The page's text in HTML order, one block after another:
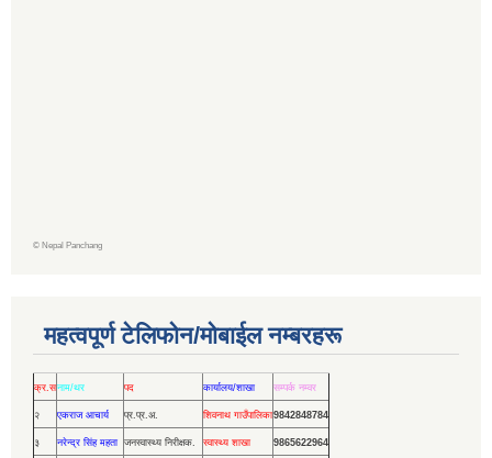
© Nepal Panchang
महत्वपूर्ण टेलिफोन/मोबाईल नम्बरहरू
क्र.सनाम/थर पद कार्यालय/शाखा सम्पर्क नम्वर
२ एकराज आचार्य प्र.प्र.अ. शिवनाथ गाउँपालिका9842848784
३ नरेन्द्र सिंह महता जनस्वास्थ्य निरीक्षक. स्वास्थ्य शाखा 9865622964